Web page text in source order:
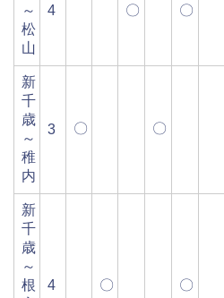
～
松
山
4 〇 〇
新
千
歳
～
稚
内
3 〇 〇
新
千
歳
～
根
4 〇 〇